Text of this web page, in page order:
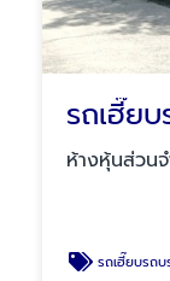
ห้างหุ้นส่วน
รถเฮี๊ยบรถบรรทุ